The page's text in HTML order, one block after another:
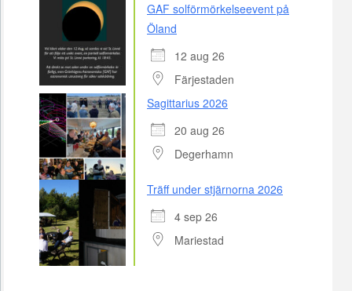
GAF solförmörkelseevent på
Öland
12 aug 26
Färjestaden
Sagittarius 2026
20 aug 26
Degerhamn
Träff under stjärnorna 2026
4 sep 26
Mariestad